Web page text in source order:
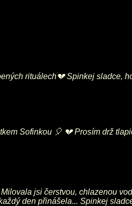
rituálech💔 Spinkej sladce,
Sofinkou 🎈 💔 Prosím drž
jsi čerstvou, chlazenou
den přinášela... Spinkej